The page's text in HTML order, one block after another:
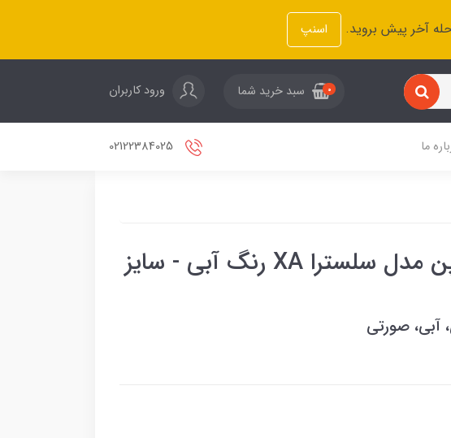
آخر پیش بروید. اسنپ
0 سبد خرید شما ورود کاربران
ما
چمدان اکولاک ژاپن مدل سلسترا XA رنگ آبی - سایز
آبی، صورتی